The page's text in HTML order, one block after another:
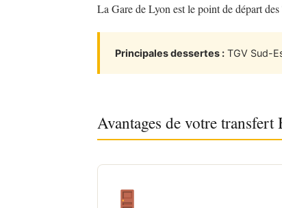
La Gare de Lyon est le point de départ
Principales dessertes : TGV Sud-
Avantages de votre